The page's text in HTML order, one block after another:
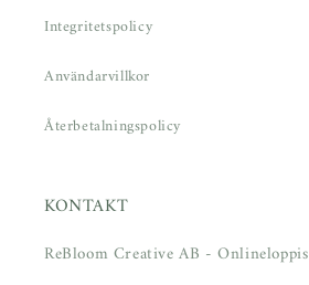
Integritetspolicy
Användarvillkor
Återbetalningspolicy
KONTAKT
ReBloom Creative AB - Onlineloppis